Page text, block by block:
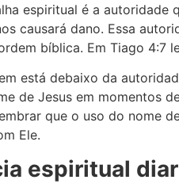
espiritual é a autoridade
causará dano. Essa
bíblica. Em Tiago 4:7
está debaixo da
de Jesus em momentos
que o uso do nome
Ele.
espiritual